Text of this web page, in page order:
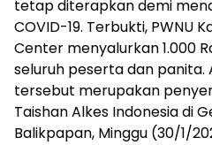
tetap diterapkan demi
COVID-19. Terbukti, PWNU
Center menyalurkan 1.000
seluruh peserta dan
tersebut merupakan
Taishan Alkes Indonesia di
Balikpapan, Minggu (30/1/